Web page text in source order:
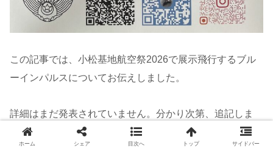
この記事では、小松基地航空祭2026で展示飛行するブル
ーインパルスについてお伝えしました。
詳細はまだ発表されていません。分かり次第、追記しま
す。
ホーム シェア 目次へ トップ サイドバー